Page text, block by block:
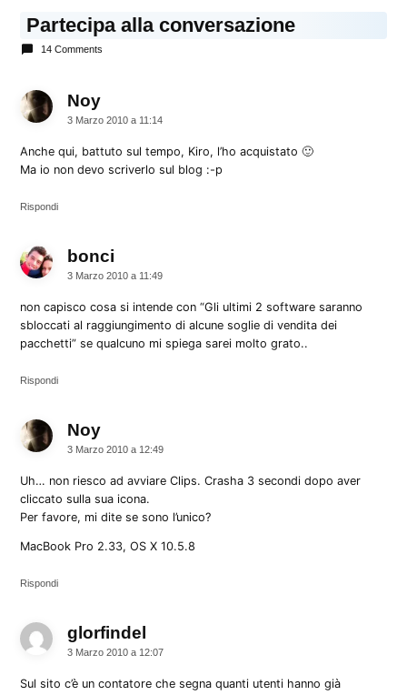
Partecipa alla conversazione
14 Comments
Noydice:
3 Marzo 2010 a 11:14
Anche qui, battuto sul tempo, Kiro, l’ho acquistato 🙂
Ma io non devo scriverlo sul blog :-p
Rispondi
bonci
3 Marzo 2010 a 11:49
non capisco cosa si intende con “Gli ultimi 2 software saranno
sbloccati al raggiungimento di alcune soglie di vendita dei
pacchetti” se qualcuno mi spiega sarei molto grato..
Rispondi
Noydice:
3 Marzo 2010 a 12:49
Uh… non riesco ad avviare Clips. Crasha 3 secondi dopo aver
cliccato sulla sua icona.
Per favore, mi dite se sono l’unico?
MacBook Pro 2.33, OS X 10.5.8
Rispondi
glorfindel
3 Marzo 2010 a 12:07
Sul sito c’è un contatore che segna quanti utenti hanno già